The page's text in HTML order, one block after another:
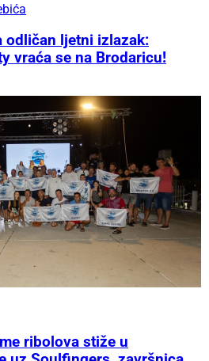
odličan ljetni izlazak:
vraća se na Brodaricu!
ribolova stiže u